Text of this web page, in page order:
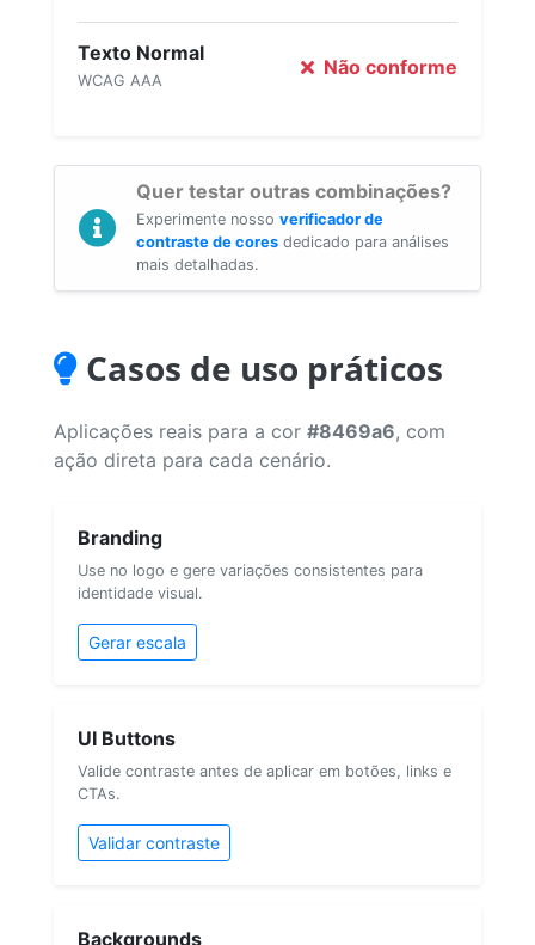
Texto Normal
WCAG AAA
Não conforme
Quer testar outras combinações?
Experimente nosso verificador de
contraste de cores dedicado para análises
mais detalhadas.
Casos de uso práticos
Aplicações reais para a cor #8469a6, com
ação direta para cada cenário.
Branding
Use no logo e gere variações consistentes para
identidade visual.
Gerar escala
UI Buttons
Valide contraste antes de aplicar em botões, links e
CTAs.
Validar contraste
Backgrounds